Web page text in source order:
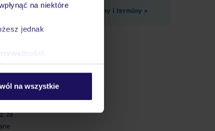
na niektóre
jednak
na wszystkie
za
Zobacz inne ceny i terminy »